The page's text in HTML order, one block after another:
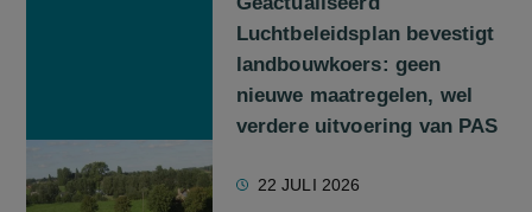
Luchtbeleidsplan bevestigt
landbouwkoers: geen
nieuwe maatregelen, wel
verdere uitvoering van PAS
22 JULI 2026